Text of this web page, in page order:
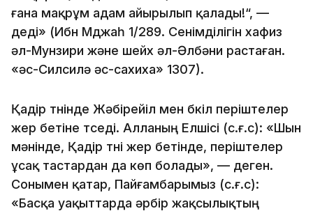
ғана мақрұм адам айырылып қалады!“, —
деді» (Ибн Мджаһ 1/289. Сенімділігін хафиз
әл-Мунзири және шейх әл-Әлбәни растаған.
«әс-Силсилә әс-сахиха» 1307).
Қадір түнінде Жәбірейіл мен бүкіл періштелер
жер бетіне түседі. Алланың Елшісі (с.ғ.с): «Шын
мәнінде, Қадір түні жер бетінде, періштелер
ұсақ тастардан да көп болады», — деген.
Сонымен қатар, Пайғамбарымыз (с.ғ.с):
«Басқа уақыттарда әрбір жақсылықтың